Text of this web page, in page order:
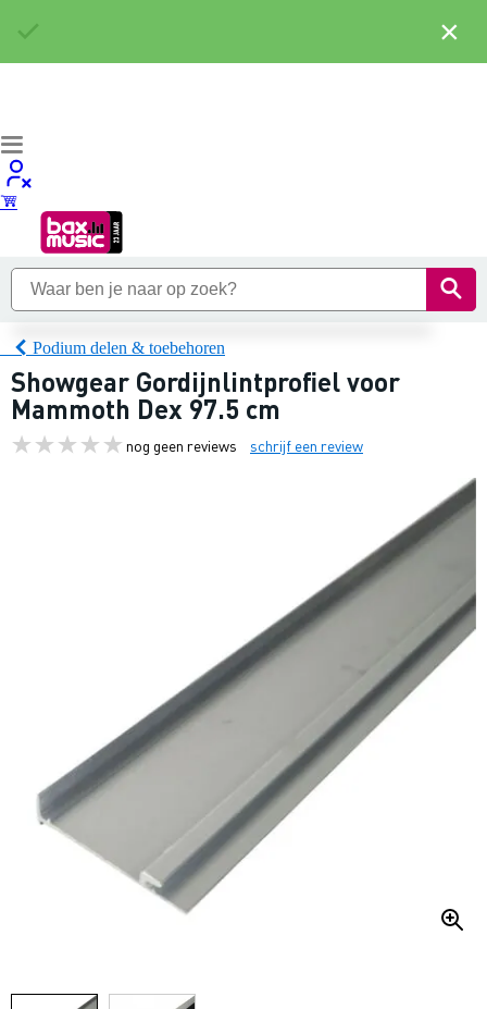
Podium delen & toebehoren
Showgear Gordijnlintprofiel voor
Mammoth Dex 97.5 cm
nog geen reviews schrijf een review
×